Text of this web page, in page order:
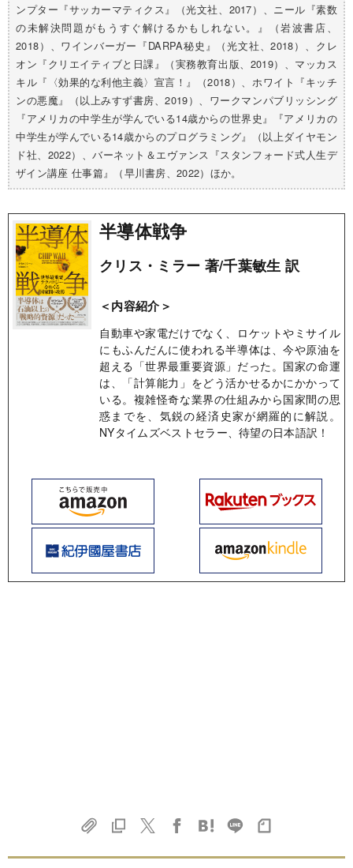
ンプター『サッカーマティクス』（光文社、2017）、ニール『素数
の未解決問題がもうすぐ解けるかもしれない。』（岩波書店、
2018）、ワインバーガー『DARPA秘史』（光文社、2018）、クレ
オン『クリエイティブと日課』（実務教育出版、2019）、マッカス
キル『〈効果的な利他主義〉宣言！』（2018）、ホワイト『キッチ
ンの悪魔』（以上みすず書房、2019）、ワークマンパブリッシング
『アメリカの中学生が学んでいる14歳からの世界史』『アメリカの
中学生が学んでいる14歳からのプログラミング』（以上ダイヤモン
ド社、2022）、バーネット＆エヴァンス『スタンフォード式人生デ
ザイン講座 仕事篇』（早川書房、2022）ほか。
半導体戦争
クリス・ミラー 著/千葉敏生 訳
＜内容紹介＞
自動車や家電だけでなく、ロケットやミサイル
にもふんだんに使われる半導体は、今や原油を
超える「世界最重要資源」だった。国家の命運
は、「計算能力」をどう活かせるかにかかって
いる。複雑怪奇な業界の仕組みから国家間の思
惑までを、気鋭の経済史家が網羅的に解説。
NYタイムズベストセラー、待望の日本語訳！